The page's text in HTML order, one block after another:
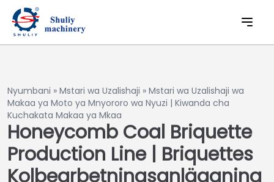
Nyumbani » Mstari wa Uzalishaji » Mstari wa Uzalishaji wa
Makaa ya Moto ya Mnyororo wa Nyuzi | Kiwanda cha
Kuchakata Makaa ya Mkaa
Honeycomb Coal Briquette
Production Line | Briquettes
Kolbearbetningsanläggning